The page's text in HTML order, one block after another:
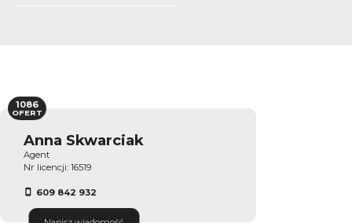
Anna Skwarciak
Agent
Nr licencji: 16519
609 842 932
1086
OFERT